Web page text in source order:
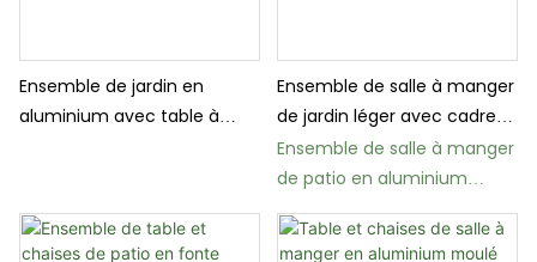
Ensemble de jardin en
aluminium avec table à
Ensemble de salle à manger
de jardin léger avec cadre
en aluminium
Ensemble de salle à manger
de patio en aluminium
moulé CT17 avec table
ronde et chaises